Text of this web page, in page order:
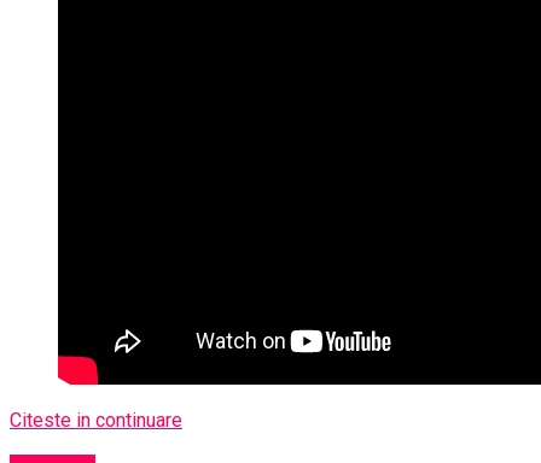
Citeste in continuare